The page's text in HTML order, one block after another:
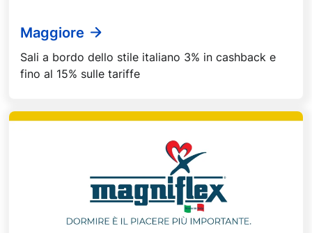
Maggiore
Sali a bordo dello stile italiano 3% in cashback e
fino al 15% sulle tariffe